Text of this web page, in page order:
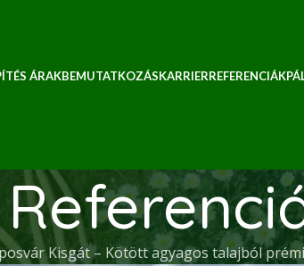
ÁRAKBEMUTATKOZÁSKARRIERREFERENCIÁK
Kisgát – Kötött agyagos talajból